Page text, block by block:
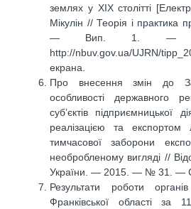
землях у XIX столітті
Мікулін // Теорія і практика
— Вип. 1. —
http://nbuv.gov.ua/UJRN/
екрана.
Про внесення змін до
особливості державного
суб’єктів підприємницької
реалізацією та експортом
тимчасової заборони
необробленому вигляді //
України. — 2015. — № 31. —
Результати роботи
Франківської області за